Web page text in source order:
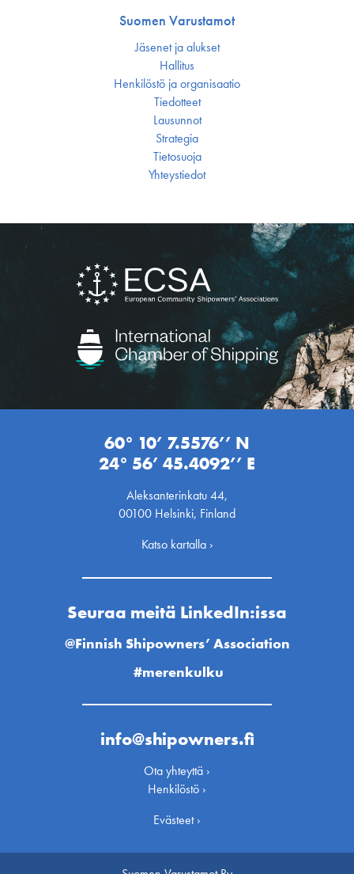
Suomen Varustamot
Jäsenet ja alukset
Hallitus
Henkilöstö ja organisaatio
Tiedotteet
Lausunnot
Strategia
Tietosuoja
Yhteystiedot
60° 10’ 7.5576’’ N
24° 56’ 45.4092’’ E
Aleksanterinkatu 44,
00100 Helsinki, Finland
Katso kartalla ›
Seuraa meitä LinkedIn:issa
@Finnish Shipowners’ Association
#merenkulku
info@shipowners.fi
Ota yhteyttä ›
Henkilöstö ›
Evästeet ›